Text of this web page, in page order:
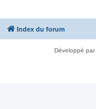
Index du forum
Développé par